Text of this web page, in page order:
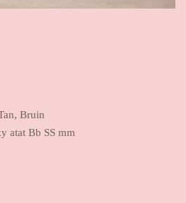
Bruin
atat Bb SS mm